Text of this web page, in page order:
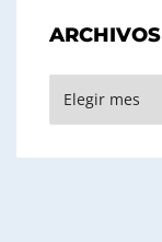
ARCHIVOS